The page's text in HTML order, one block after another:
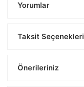
Yorumlar
Taksit Seçenekleri
Önerileriniz